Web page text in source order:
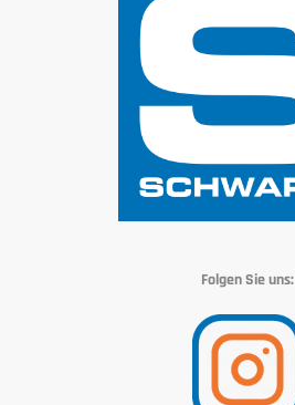
Folgen Sie uns: